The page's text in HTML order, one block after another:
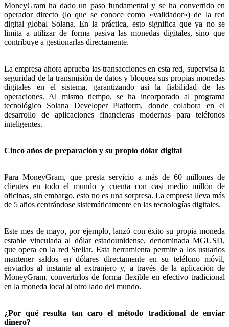
MoneyGram ha dado un paso fundamental y se ha convertido en
operador directo (lo que se conoce como «validador») de la red
digital global Solana. En la práctica, esto significa que ya no se
limita a utilizar de forma pasiva las monedas digitales, sino que
contribuye a gestionarlas directamente.
La empresa ahora aprueba las transacciones en esta red, supervisa la
seguridad de la transmisión de datos y bloquea sus propias monedas
digitales en el sistema, garantizando así la fiabilidad de las
operaciones. Al mismo tiempo, se ha incorporado al programa
tecnológico Solana Developer Platform, donde colabora en el
desarrollo de aplicaciones financieras modernas para teléfonos
inteligentes.
Cinco años de preparación y su propio dólar digital
Para MoneyGram, que presta servicio a más de 60 millones de
clientes en todo el mundo y cuenta con casi medio millón de
oficinas, sin embargo, esto no es una sorpresa. La empresa lleva más
de 5 años centrándose sistemáticamente en las tecnologías digitales.
Este mes de mayo, por ejemplo, lanzó con éxito su propia moneda
estable vinculada al dólar estadounidense, denominada MGUSD,
que opera en la red Stellar. Esta herramienta permite a los usuarios
mantener saldos en dólares directamente en su teléfono móvil,
enviarlos al instante al extranjero y, a través de la aplicación de
MoneyGram, convertirlos de forma flexible en efectivo tradicional
en la moneda local al otro lado del mundo.
¿Por qué resulta tan caro el método tradicional de enviar
dinero?